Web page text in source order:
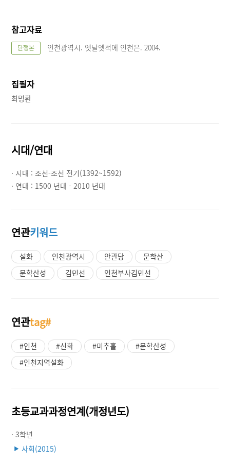
참고자료
단행본 인천광역시. 옛날옛적에 인천은. 2004.
집필자
최명환
시대/연대
· 시대 : 조선-조선 전기(1392~1592)
· 연대 : 1500 년대 - 2010 년대
연관키워드
설화 인천광역시 안관당
문학산
문학산성
김민선 인천부사김민선
연관tag#
#인천 #신화 #미추홀
#문학산성
#인천지역설화
초등교과과정연계(개정년도)
· 3학년
▶ 사회(2015)